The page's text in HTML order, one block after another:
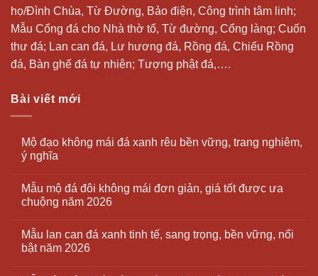
họ/Đình Chùa, Từ Đường, Bảo điện, Công trình tâm linh;
Mẫu Cổng đá cho Nhà thờ tổ, Từ đường, Cổng làng; Cuốn
thư đá; Lan can đá, Lư hương đá, Rồng đá, Chiếu Rồng
đá, Bàn ghế đá tự nhiên; Tượng phật đá,….
Bài viết mới
Mộ đạo không mái đá xanh rêu bền vững, trang nghiêm,
ý nghĩa
Mẫu mộ đá đôi không mái đơn giản, giá tốt được ưa
chuộng năm 2026
Mẫu lan can đá xanh tinh tế, sang trọng, bền vững, nổi
bật năm 2026